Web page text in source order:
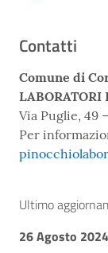
Contatti
Comune di
LABORATORI
Via Puglie, 49
Per
Ultimo
26 Agosto